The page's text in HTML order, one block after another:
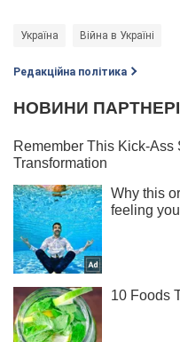
Україна Війна в Україні
Редакційна політика